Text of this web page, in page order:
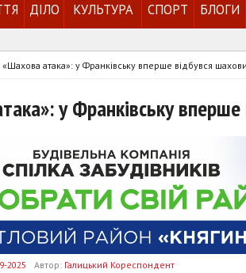
ДІЛО КУЛЬТУРА СПОРТ БЛОГИ
«Шахова атака»: у Франківську вперше відбувся
у Франківську
2025 Автор: Галицький Кореспондент